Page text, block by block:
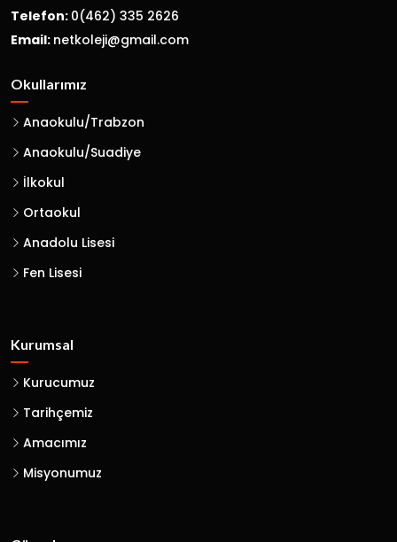
Telefon: 0(462) 335 2626
Email: netkoleji@gmail.com
Okullarımız
Anaokulu/Trabzon
Anaokulu/Suadiye
İlkokul
Ortaokul
Anadolu Lisesi
Fen Lisesi
Kurumsal
Kurucumuz
Tarihçemiz
Amacımız
Misyonumuz